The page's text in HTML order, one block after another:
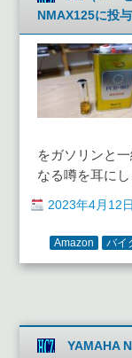
NMAX125に投
をガソリンと
なる噂を耳に
2023年4月12日
Amazon バイ
YAMAHA